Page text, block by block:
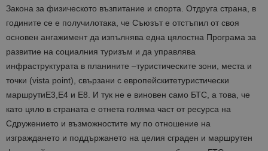
Закона за физическото възпитание и спорта. Отдруга страна, в
годините се е получилотака, че Съюзът е отстъпил от своя
основен ангажимент да изпълнява една цялостна Програма за
развитие на социалния туризъм и да управлява
инфраструктурата в планините –туристическите зони, места и
точки (vista point), свързани с европейскитетуристически
маршрутиЕ3,Е4 и Е8. И тук не е виновен само БТС, а това, че
като цяло в страната е отнета голяма част от ресурса на
Сдружението и възможностите му по отношение на
изграждането и поддържането на целия сграден и маршрутен